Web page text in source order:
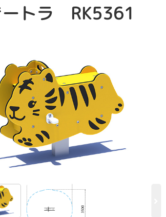
ートラ RK5361